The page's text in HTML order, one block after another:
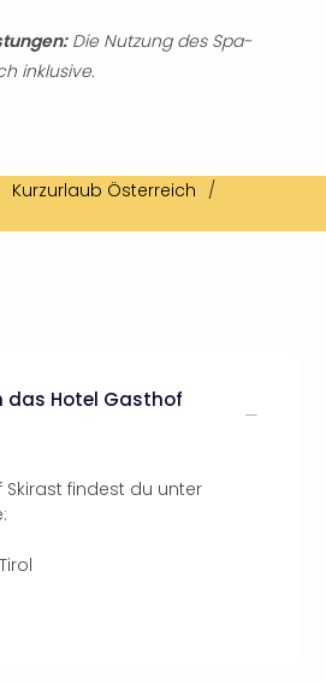
Die Nutzung des Spa-
inklusive.
Kurzurlaub Österreich /
das Hotel Gasthof
Skirast findest du unter